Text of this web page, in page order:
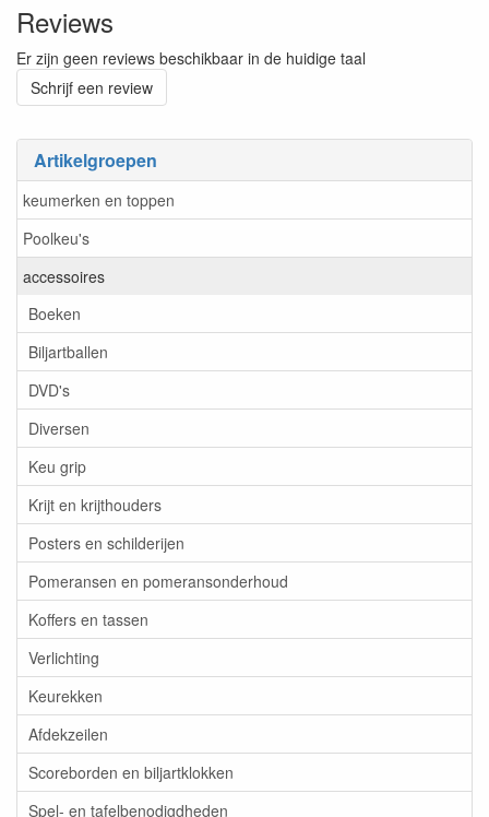
Artikelgroepen
keumerken en toppen
Poolkeu's
accessoires
Boeken
Biljartballen
DVD's
Diversen
Keu grip
Krijt en krijthouders
Posters en schilderijen
Pomeransen en pomeransonderhoud
Koffers en tassen
Verlichting
Keurekken
Afdekzeilen
Scoreborden en biljartklokken
Spel- en tafelbenodigdheden
Reviews
Er zijn geen reviews beschikbaar in de huidige taal
Schrijf een review